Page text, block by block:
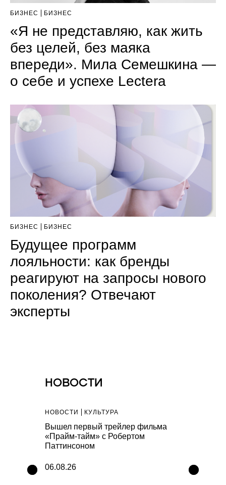
БИЗНЕС БИЗНЕС
«Я не представляю, как жить
без целей, без маяка
впереди». Мила Семешкина —
о себе и успехе Lectera
БИЗНЕС БИЗНЕС
Будущее программ
лояльности: как бренды
реагируют на запросы нового
поколения? Отвечают
эксперты
НОВОСТИ
НОВОСТИ КУЛЬТУРА
Вышел первый трейлер фильма
«Прайм-тайм» с Робертом
Паттинсоном
06.08.26 06.08.26